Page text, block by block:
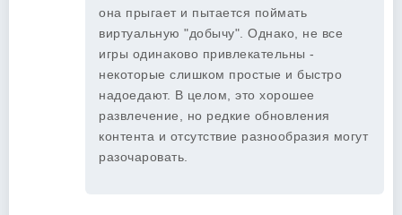
она прыгает и пытается поймать
виртуальную "добычу". Однако, не все
игры одинаково привлекательны -
некоторые слишком простые и быстро
надоедают. В целом, это хорошее
развлечение, но редкие обновления
контента и отсутствие разнообразия могут
разочаровать.